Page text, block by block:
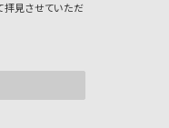
拝見させていただ